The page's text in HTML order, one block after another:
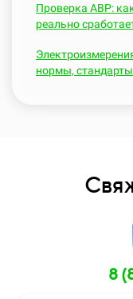
Проверка АВР:
реально
нормы,
8